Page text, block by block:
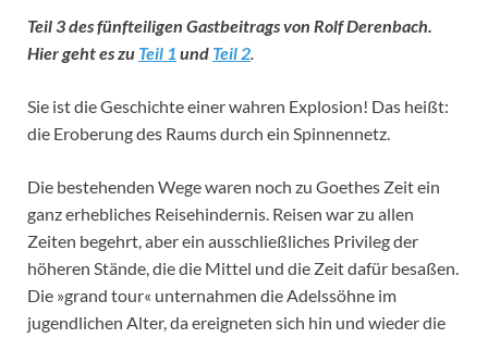
Teil 3 des fünfteiligen Gastbeitrags von Rolf Derenbach.
Hier geht es zu Teil 1 und Teil 2.
Sie ist die Geschichte einer wahren Explosion! Das heißt:
die Eroberung des Raums durch ein Spinnennetz.
Die bestehenden Wege waren noch zu Goethes Zeit ein
ganz erhebliches Reisehindernis. Reisen war zu allen
Zeiten begehrt, aber ein ausschließliches Privileg der
höheren Stände, die die Mittel und die Zeit dafür besaßen.
Die »grand tour« unternahmen die Adelssöhne im
jugendlichen Alter, da ereigneten sich hin und wieder die